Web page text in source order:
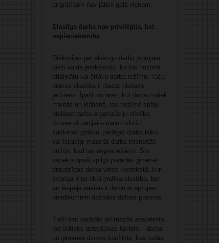
ar grūtībām nav jātiek galā vienam.
Elastīgs darbs nav privilēģija, bet
nepieciešamība
Diskusijās par elastīgo darbu joprojām
bieži valda priekšstats, ka tas nozīmē
attālinātu vai ērtāku darba režīmu. Taču
praksē elastība ir daudz plašāks
jēdziens. Īpaši nozarēs, kur darbs notiek
maiņās un klātienē, tas nozīmē spēju
pielāgot darba organizāciju cilvēka
dzīves situācijai – mainīt slodzi,
saskaņot grafiku, pielāgot darba laiku
vai īslaicīgi mazināt darba intensitāti
brīžos, kad tas nepieciešams. Šis
aspekts īpaši spilgti parādās ģimenei
draudzīgas darba vides kontekstā, kur
svarīga ir ne tikai grafika elastība, bet
arī iespēja savienot darbu ar aprūpes
pienākumiem dažādos dzīves posmos.
Tieši šeit parādās arī mazāk apspriests,
bet būtisks izdegšanas faktors – darba
un ģimenes dzīves konflikts, kas rodas